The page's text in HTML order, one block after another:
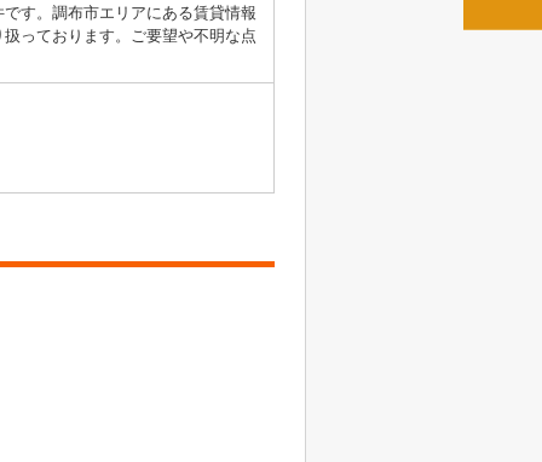
す。調布市エリアにある賃貸情報
っております。ご要望や不明な点